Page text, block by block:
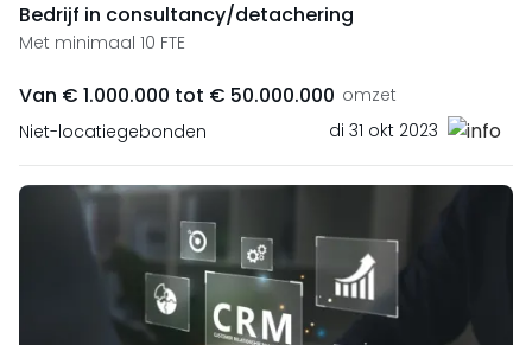
Bedrijf in consultancy/detachering
Met minimaal 10 FTE
Van € 1.000.000 tot € 50.000.000 omzet
Niet-locatiegebonden
di 31 okt 2023